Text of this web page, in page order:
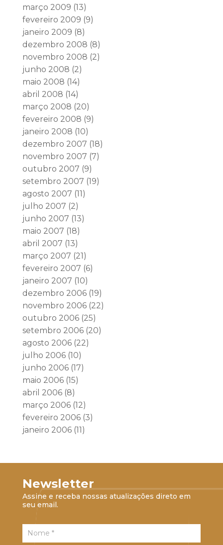
março 2009 (13)
fevereiro 2009 (9)
janeiro 2009 (8)
dezembro 2008 (8)
novembro 2008 (2)
junho 2008 (2)
maio 2008 (14)
abril 2008 (14)
março 2008 (20)
fevereiro 2008 (9)
janeiro 2008 (10)
dezembro 2007 (18)
novembro 2007 (7)
outubro 2007 (9)
setembro 2007 (19)
agosto 2007 (11)
julho 2007 (2)
junho 2007 (13)
maio 2007 (18)
abril 2007 (13)
março 2007 (21)
fevereiro 2007 (6)
janeiro 2007 (10)
dezembro 2006(19)
novembro 2006(22)
outubro 2006(25)
setembro 2006(20)
agosto 2006(22)
julho 2006(10)
junho 2006(17)
maio 2006(15)
abril 2006(8)
março 2006(12)
fevereiro 2006(3)
janeiro 2006(11)
Newsletter
Assine e receba nossas atualizações direto em
seu email.